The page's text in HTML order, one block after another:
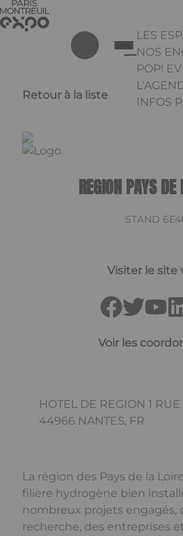
Aller au contenu principal
LES
NOS
POP!
INFOS
Retour à la liste
REGION PAYS
STAND
Visiter le site
Voir les
HOTEL DE REGION 1
44966 NANTES, FR
La région des Pays de la
filière hydrogène bien
nombreux projets engagés,
recherche, des entreprises
Panneau de gestion des cookies